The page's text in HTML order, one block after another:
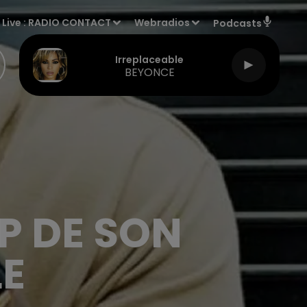
Live :RADIO CONTACT Webradios Podcasts
Irreplaceable
BEYONCE
DE SON